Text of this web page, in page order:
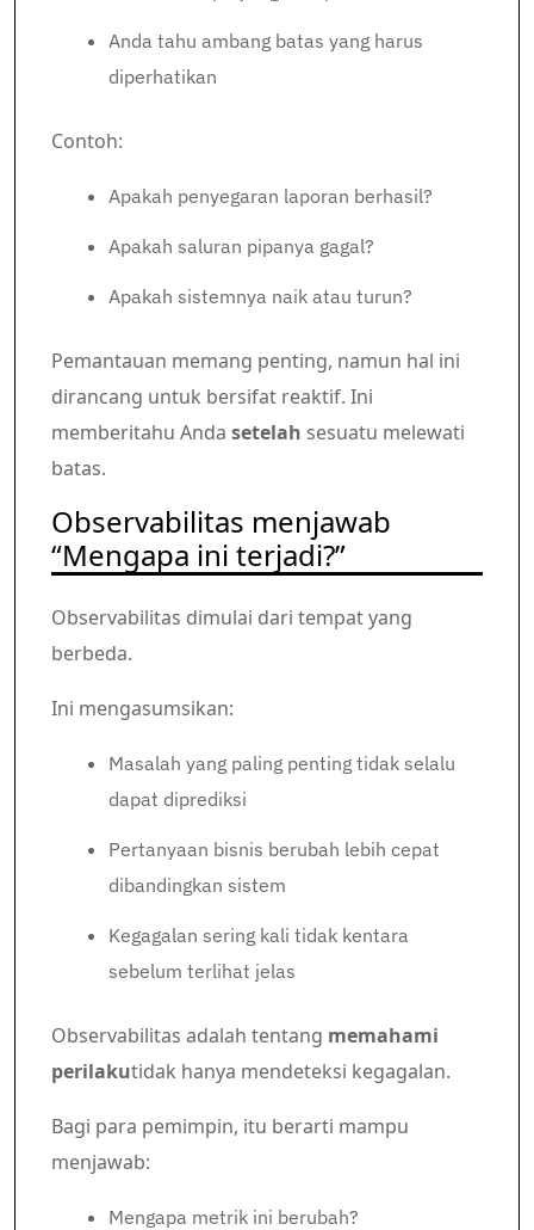
Anda tahu ambang batas yang harus
diperhatikan
Contoh:
Apakah penyegaran laporan berhasil?
Apakah saluran pipanya gagal?
Apakah sistemnya naik atau turun?
Pemantauan memang penting, namun hal ini
dirancang untuk bersifat reaktif. Ini
memberitahu Anda setelah sesuatu melewati
batas.
Observabilitas menjawab
“Mengapa ini terjadi?”
Observabilitas dimulai dari tempat yang
berbeda.
Ini mengasumsikan:
Masalah yang paling penting tidak selalu
dapat diprediksi
Pertanyaan bisnis berubah lebih cepat
dibandingkan sistem
Kegagalan sering kali tidak kentara
sebelum terlihat jelas
Observabilitas adalah tentang memahami
perilakutidak hanya mendeteksi kegagalan.
Bagi para pemimpin, itu berarti mampu
menjawab:
Mengapa metrik ini berubah?